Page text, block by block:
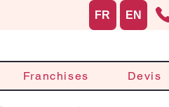
Franchises Devis
FR EN